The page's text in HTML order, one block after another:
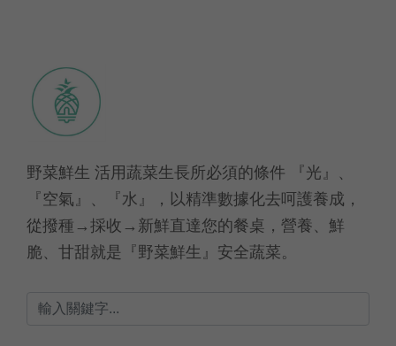
野菜鮮生 活用蔬菜生長所必須的條件 『光』、
『空氣』、『水』，以精準數據化去呵護養成，
從撥種→採收→新鮮直達您的餐桌，營養、鮮
脆、甘甜就是『野菜鮮生』安全蔬菜。